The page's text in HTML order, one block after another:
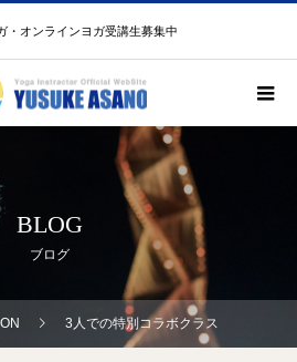
・オンラインヨガ受講生募集中
BLOG
ブログ
3人での特別コラボクラス